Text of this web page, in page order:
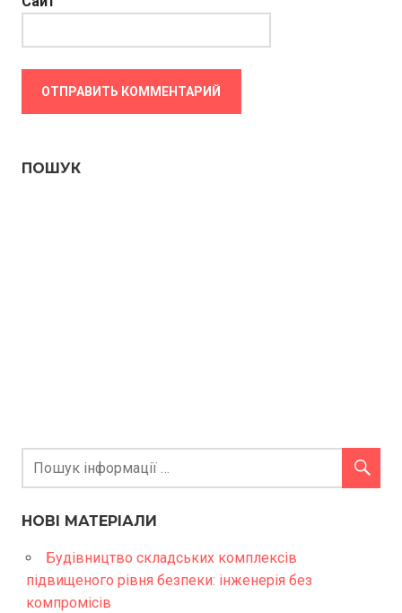
ПОШУК
НОВІ МАТЕРІАЛИ
Будівництво складських комплексів
підвищеного рівня безпеки: інженерія без
компромісів